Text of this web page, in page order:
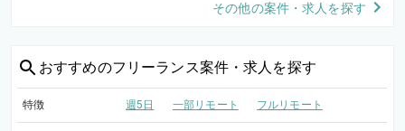
その他の案件・求人を探す
おすすめのフリーランス案件・求人を探す
特徴 週5日 一部リモート フルリモート